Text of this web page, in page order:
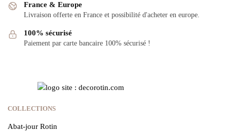
France & Europe
Livraison offerte en France et possibilité d'acheter en europe.
100% sécurisé
Paiement par carte bancaire 100% sécurisé !
COLLECTIONS
Abat-jour Rotin